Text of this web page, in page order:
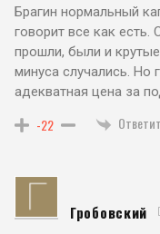
Брагин нормальный
говорит все как
прошли, были и
минуса случались. Но
адекватная цена за
-22
Гробовский